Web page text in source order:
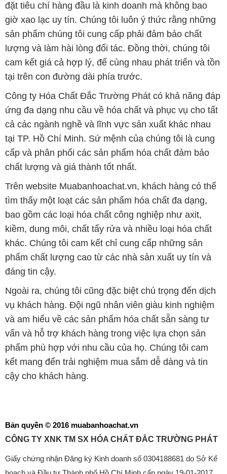
đặt tiêu chí hàng đầu là kinh doanh mà không bao
giờ xao lạc uy tín. Chúng tôi luôn ý thức rằng những
sản phẩm chúng tôi cung cấp phải đảm bảo chất
lượng và làm hài lòng đối tác. Đồng thời, chúng tôi
cam kết giá cả hợp lý, để cùng nhau phát triển và tồn
tại trên con đường dài phía trước.
Công ty Hóa Chất Đắc Trường Phát có khả năng đáp
ứng đa dạng nhu cầu về hóa chất và phục vụ cho tất
cả các ngành nghề và lĩnh vực sản xuất khác nhau
tại TP. Hồ Chí Minh. Sứ mệnh của chúng tôi là cung
cấp và phân phối các sản phẩm hóa chất đảm bảo
chất lượng và giá thành tốt nhất.
Trên website Muabanhoachat.vn, khách hàng có thể
tìm thấy một loạt các sản phẩm hóa chất đa dạng,
bao gồm các loại hóa chất công nghiệp như axit,
kiềm, dung môi, chất tẩy rửa và nhiều loại hóa chất
khác. Chúng tôi cam kết chỉ cung cấp những sản
phẩm chất lượng cao từ các nhà sản xuất uy tín và
đáng tin cậy.
Ngoài ra, chúng tôi cũng đặc biệt chú trọng đến dịch
vụ khách hàng. Đội ngũ nhân viên giàu kinh nghiệm
và am hiểu về các sản phẩm hóa chất sẵn sàng tư
vấn và hỗ trợ khách hàng trong việc lựa chọn sản
phẩm phù hợp với nhu cầu của họ. Chúng tôi cam
kết mang đến trải nghiệm mua sắm dễ dàng và tin
cậy cho khách hàng.
Bản quyền © 2016 muabanhoachat.vn
CÔNG TY XNK TM SX HÓA CHẤT ĐẮC TRƯỜNG PHÁT
Giấy chứng nhận Đăng ký Kinh doanh số 0304188681 do Sở Kế